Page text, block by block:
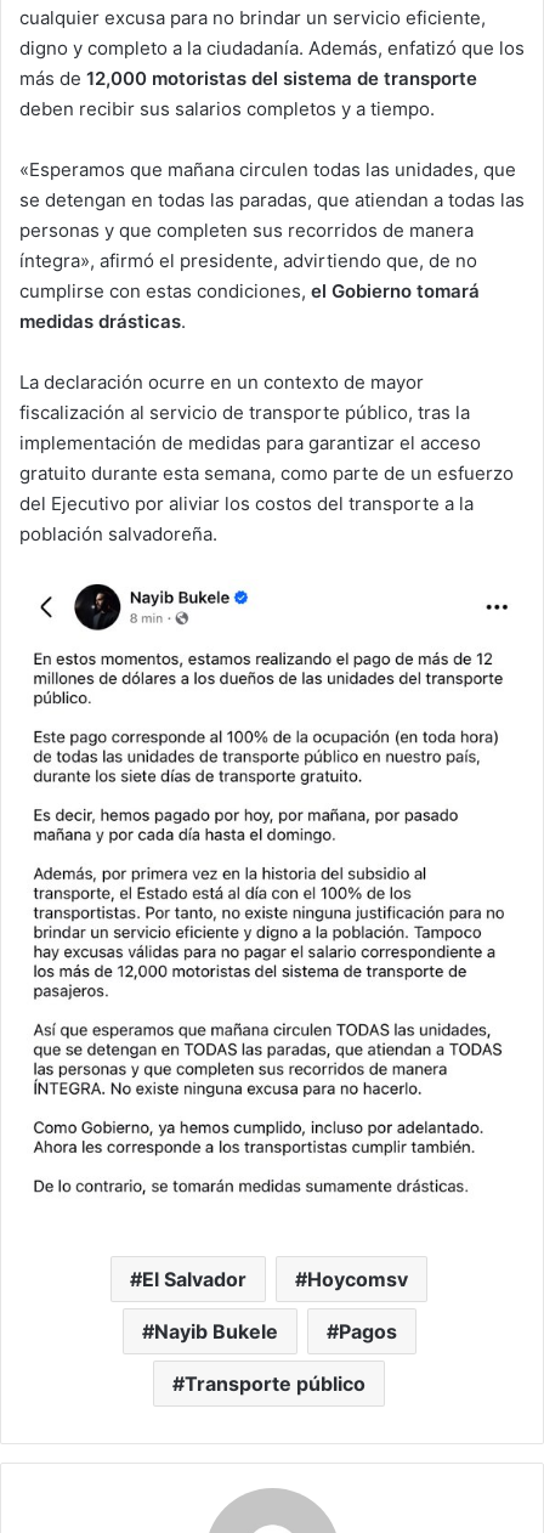
cualquier excusa para no brindar un servicio eficiente,
digno y completo a la ciudadanía. Además, enfatizó que los
más de 12,000 motoristas del sistema de transporte
deben recibir sus salarios completos y a tiempo.
«Esperamos que mañana circulen todas las unidades, que
se detengan en todas las paradas, que atiendan a todas las
personas y que completen sus recorridos de manera
íntegra», afirmó el presidente, advirtiendo que, de no
cumplirse con estas condiciones, el Gobierno tomará
medidas drásticas.
La declaración ocurre en un contexto de mayor
fiscalización al servicio de transporte público, tras la
implementación de medidas para garantizar el acceso
gratuito durante esta semana, como parte de un esfuerzo
del Ejecutivo por aliviar los costos del transporte a la
población salvadoreña.
El Salvador Hoycomsv
Nayib Bukele Pagos
Transporte público